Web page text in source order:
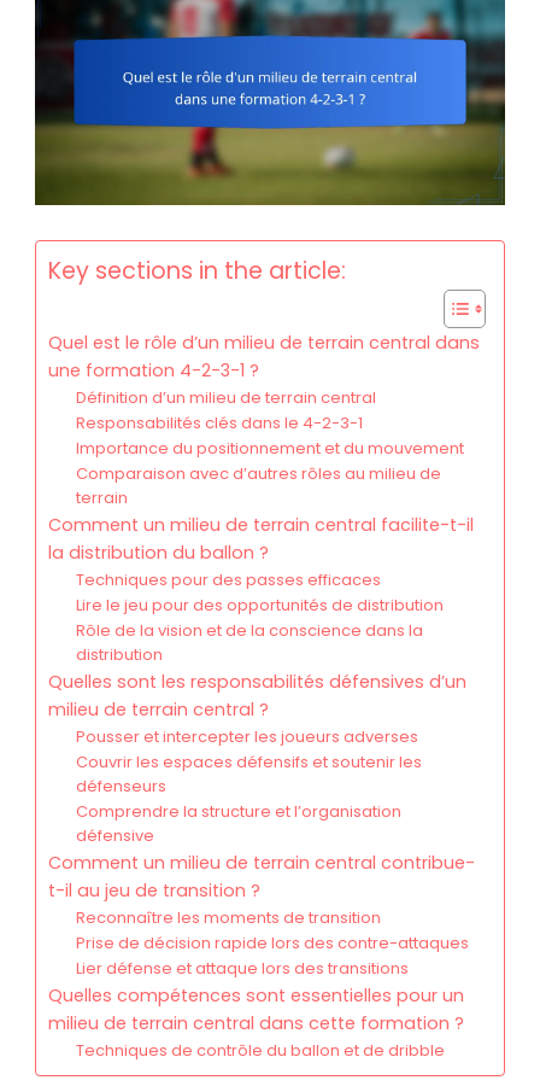
Key sections in the article:
Quel est le rôle d’un milieu de terrain central dans
une formation 4-2-3-1 ?
Définition d’un milieu de terrain central
Responsabilités clés dans le 4-2-3-1
Importance du positionnement et du mouvement
Comparaison avec d’autres rôles au milieu de
terrain
Comment un milieu de terrain central facilite-t-il
la distribution du ballon ?
Techniques pour des passes efficaces
Lire le jeu pour des opportunités de distribution
Rôle de la vision et de la conscience dans la
distribution
Quelles sont les responsabilités défensives d’un
milieu de terrain central ?
Pousser et intercepter les joueurs adverses
Couvrir les espaces défensifs et soutenir les
défenseurs
Comprendre la structure et l’organisation
défensive
Comment un milieu de terrain central contribue-
t-il au jeu de transition ?
Reconnaître les moments de transition
Prise de décision rapide lors des contre-attaques
Lier défense et attaque lors des transitions
Quelles compétences sont essentielles pour un
milieu de terrain central dans cette formation ?
Techniques de contrôle du ballon et de dribble